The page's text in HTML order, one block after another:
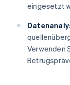
eingesetzt
Verwenden